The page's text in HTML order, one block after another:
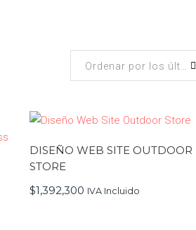
DISEÑO WEB SITE OUTDOOR
STORE
$1,392,300 IVA Incluido